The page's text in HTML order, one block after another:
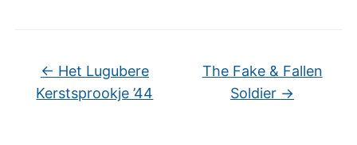
← Het Lugubere
Kerstsprookje ’44
The Fake & Fallen
Soldier →